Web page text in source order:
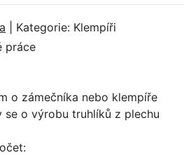
| Kategorie: Klempíři
práce
o zámečníka nebo klempíře
se o výrobu truhlíků z plechu